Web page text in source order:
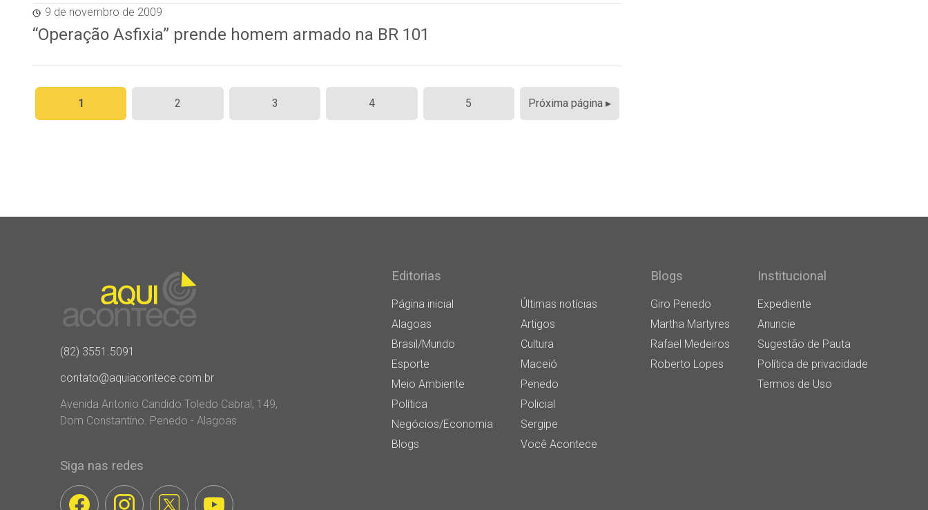
9 de novembro de 2009
“Operação Asfixia” prende homem armado na BR 101
Paginação
de
1 2 3 4 5 Próxima página ▸
(82) 3551.5091
contato@aquiacontece.com.br
Avenida Antonio Candido Toledo Cabral, 149,
Dom Constantino. Penedo - Alagoas
Siga nas redes
Editorias
Página inicial
Últimas notícias
Alagoas
Artigos
Brasil/Mundo
Cultura
Esporte
Maceió
Meio Ambiente
Penedo
Política
Policial
Negócios/Economia
Sergipe
Blogs
Você Acontece
Blogs
Giro Penedo
Martha Martyres
Rafael Medeiros
Roberto Lopes
Institucional
Expediente
Anuncie
Sugestão de Pauta
Política de privacidade
Termos de Uso